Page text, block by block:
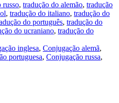
russo, tradução do alemão, tradução
, tradução do italiano, tradução do
do português, tradução do
do ucraniano, tradução do
inglesa, Conjugação alemã,
portuguesa, Conjugação russa,